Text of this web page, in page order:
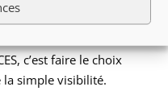
c’est faire le choix
la simple visibilité.